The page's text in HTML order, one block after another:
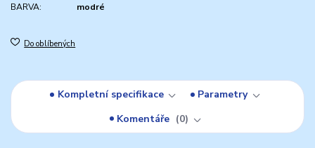
BARVA:
modré
Do oblíbených
Kompletní specifikace
Parametry
Komentáře
0